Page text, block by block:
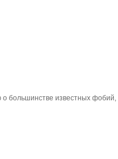
известных фобий,